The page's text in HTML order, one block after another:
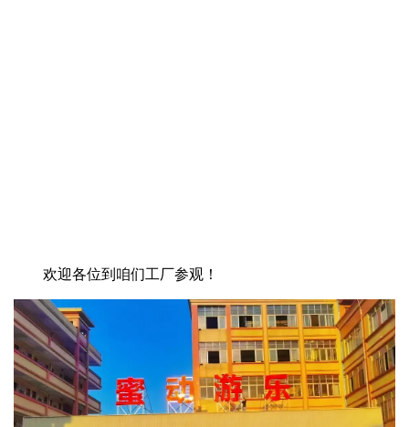
欢迎各位到咱们工厂参观！